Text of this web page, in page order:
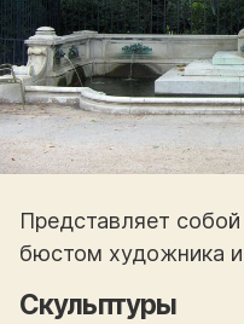
Представляет
бюстом художника
Скульптуры